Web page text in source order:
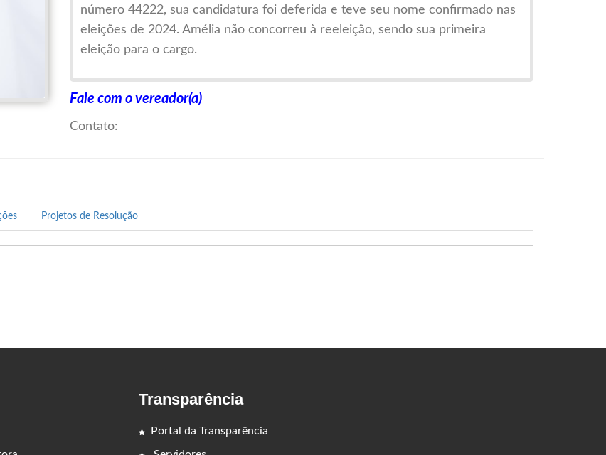
número 44222, sua candidatura foi deferida e teve seu nome confirmado nas
eleições de 2024. Amélia não concorreu à reeleição, sendo sua primeira
eleição para o cargo.
Comprometida com a transparência, a ética e a participação popular, Amélia
população de Arame, buscando melhorias nas áreas sociais, educacionais e de
Fale com o vereador(a)
Contato:
Projetos de Resolução
Transparência
Portal da Transparência